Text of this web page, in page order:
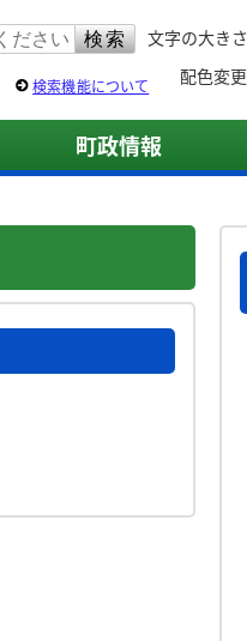
文字の大きさ
配色変更
検索機能について
町政情報